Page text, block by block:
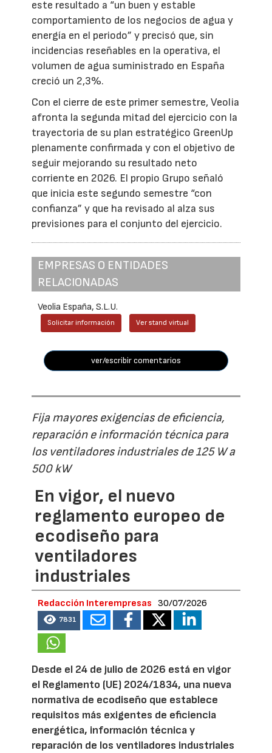
este resultado a “un buen y estable
comportamiento de los negocios de agua y
energía en el periodo” y precisó que, sin
incidencias reseñables en la operativa, el
volumen de agua suministrado en España
creció un 2,3%.
Con el cierre de este primer semestre, Veolia
afronta la segunda mitad del ejercicio con la
trayectoria de su plan estratégico GreenUp
plenamente confirmada y con el objetivo de
seguir mejorando su resultado neto
corriente en 2026. El propio Grupo señaló
que inicia este segundo semestre “con
confianza” y que ha revisado al alza sus
previsiones para el conjunto del ejercicio.
EMPRESAS O ENTIDADES
RELACIONADAS
Veolia España, S.L.U.
Solicitar información Ver stand virtual
ver/escribir comentarios
Fija mayores exigencias de eficiencia,
reparación e información técnica para
los ventiladores industriales de 125 W a
500 kW
En vigor, el nuevo
reglamento europeo de
ecodiseño para
ventiladores
industriales
Redacción Interempresas 30/07/2026
7831
Desde el 24 de julio de 2026 está en vigor
el Reglamento (UE) 2024/1834, una nueva
normativa de ecodiseño que establece
requisitos más exigentes de eficiencia
energética, información técnica y
reparación de los ventiladores industriales